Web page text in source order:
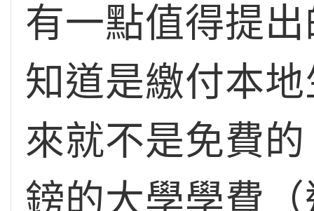
有一點值得提
知道是繳付本
來就不是免費
鎊的大學學費